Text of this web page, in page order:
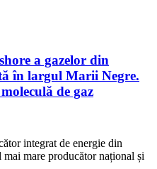
a gazelor din
în largul Marii Negre.
de gaz
integrat de energie din
mare producător național și